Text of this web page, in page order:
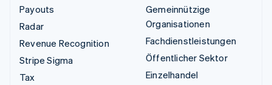
Payouts
Radar
Revenue Recognition
Stripe Sigma
Tax
Gemeinnützige
Organisationen
Fachdienstleistungen
Öffentlicher Sektor
Einzelhandel